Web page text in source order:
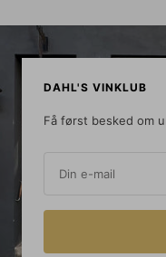
DAHL'S VINKLUB
Få først besked om
Din e-mail